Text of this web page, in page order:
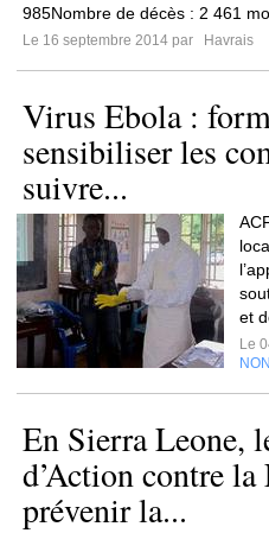
985Nombre de décès : 2 461
Le 16 septembre 2014 par
Havrais
Virus Ebola :
sensibiliser les
suivre...
et
Le
En Sierra Leone,
d’Action contre la
prévenir la...